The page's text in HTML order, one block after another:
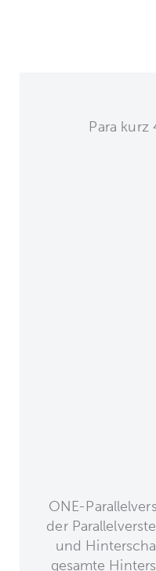
Para kurz
ONE-
der
und
gesamte